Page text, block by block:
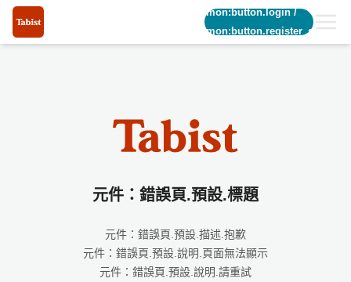
common:button.login/
common:button.register_short
元件：錯誤頁.預設.標題
元件：錯誤頁.預設.描述.抱歉
元件：錯誤頁.預設.說明.頁面無法顯示
元件：錯誤頁.預設.說明.請重試